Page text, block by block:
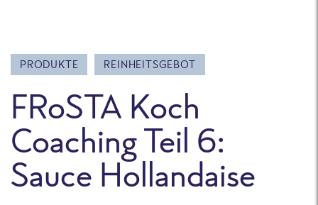
PRODUKTE REINHEITSGEBOT
FRoSTA Koch
Coaching Teil 6:
Sauce Hollandaise